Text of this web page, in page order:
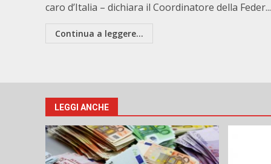
caro d’Italia – dichiara il Coordinatore della
Continua a leggere...
LEGGI ANCHE